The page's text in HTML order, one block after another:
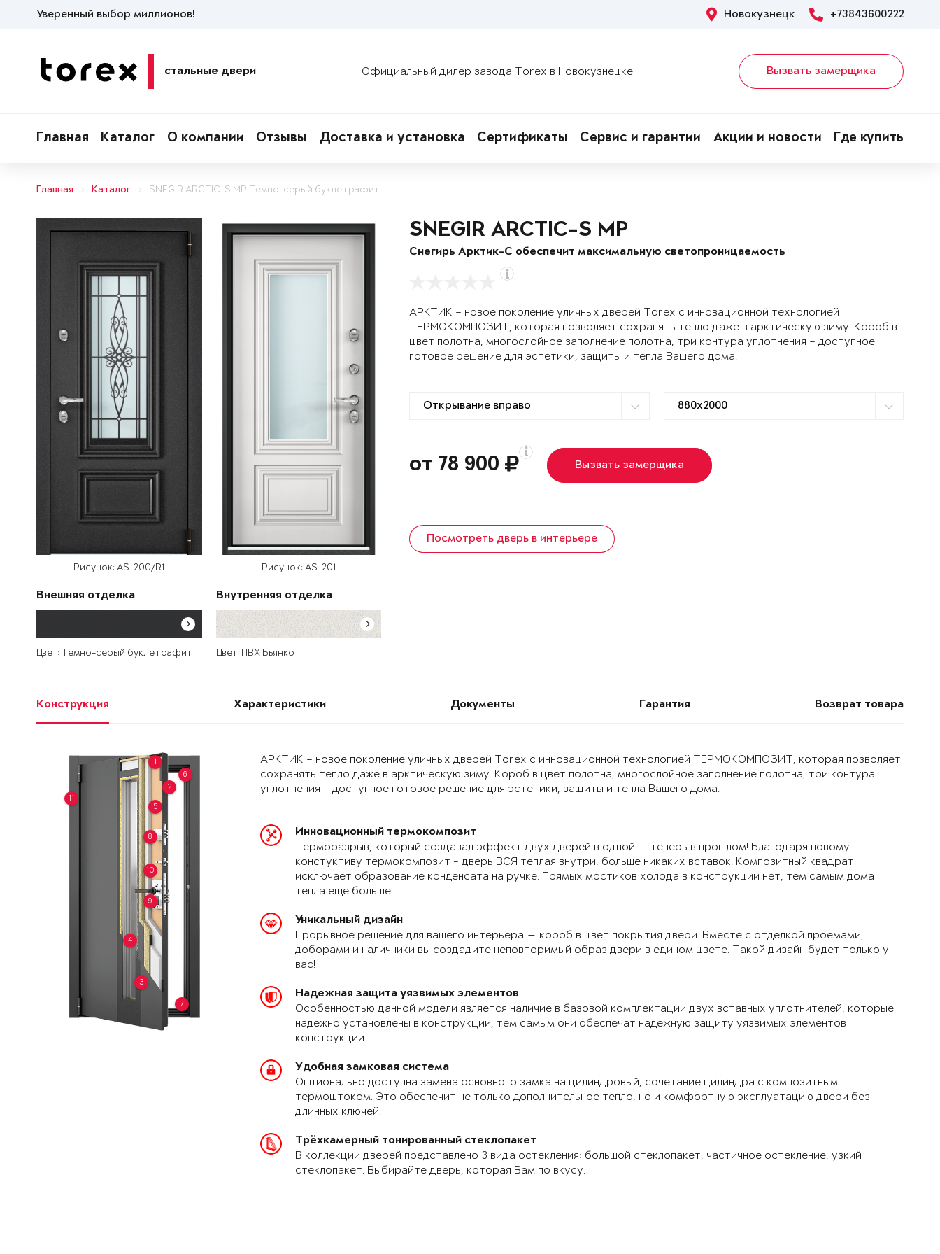
Уверенный выбор миллионов! Новокузнецк +73843600222
стальные двери Официальный дилер завода Torex в Новокузнецке Вызвать замерщика
Главная Каталог О компании Отзывы Доставка и установка Сертификаты Сервис и гарантии Акции и новости Где купить
Главная Каталог SNEGIR ARCTIC-S MP Темно-серый букле графит
Рисунок: AS-200/R1
Внешняя отделка
Цвет: Темно-серый букле графит
Рисунок: AS-201
Внутренняя отделка
Цвет: ПВХ Бьянко
SNEGIR ARCTIC-S MP
Снегирь Арктик-С обеспечит максимальную светопроницаемость
АРКТИК – новое поколение уличных дверей Torex с инновационной технологией
ТЕРМОКОМПОЗИТ, которая позволяет сохранять тепло даже в арктическую зиму. Короб в
цвет полотна, многослойное заполнение полотна, три контура уплотнения – доступное
готовое решение для эстетики, защиты и тепла Вашего дома.
от 78 900 Вызвать замерщика
Посмотреть дверь в интерьере
Конструкция Характеристики Документы Гарантия Возврат товара
1
2
3
4
5
6
7
8
9
10
11
АРКТИК – новое поколение уличных дверей Torex с инновационной технологией ТЕРМОКОМПОЗИТ, которая позволяет
сохранять тепло даже в арктическую зиму. Короб в цвет полотна, многослойное заполнение полотна, три контура
уплотнения – доступное готовое решение для эстетики, защиты и тепла Вашего дома.
Инновационный термокомпозит
Терморазрыв, который создавал эффект двух дверей в одной — теперь в прошлом! Благодаря новому
констуктиву термокомпозит - дверь ВСЯ теплая внутри, больше никаких вставок. Композитный квадрат
исключает образование конденсата на ручке. Прямых мостиков холода в конструкции нет, тем самым дома
тепла еще больше!
Уникальный дизайн
Прорывное решение для вашего интерьера — короб в цвет покрытия двери. Вместе с отделкой проемами,
доборами и наличники вы создадите неповторимый образ двери в едином цвете. Такой дизайн будет только у
вас!
Надежная защита уязвимых элементов
Особенностью данной модели является наличие в базовой комплектации двух вставных уплотнителей, которые
надежно установлены в конструкции, тем самым они обеспечат надежную защиту уязвимых элементов
конструкции.
Удобная замковая система
Опционально доступна замена основного замка на цилиндровый, сочетание цилиндра с композитным
термоштоком. Это обеспечит не только дополнительное тепло, но и комфортную эксплуатацию двери без
длинных ключей.
Трёхкамерный тонированный стеклопакет
В коллекции дверей представлено 3 вида остекления: большой стеклопакет, частичное остекление, узкий
стеклопакет. Выбирайте дверь, которая Вам по вкусу.